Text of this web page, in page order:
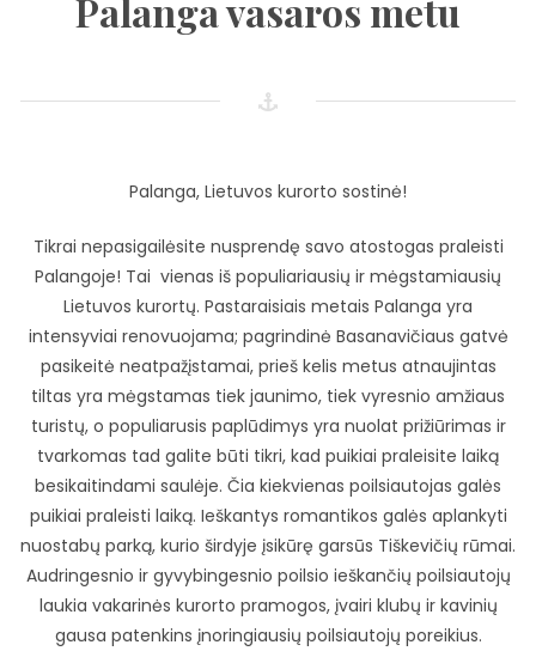
Palanga vasaros metu
Palanga, Lietuvos kurorto sostinė!
Tikrai nepasigailėsite nusprendę savo atostogas praleisti
Palangoje! Tai vienas iš populiariausių ir mėgstamiausių
Lietuvos kurortų. Pastaraisiais metais Palanga yra
intensyviai renovuojama; pagrindinė Basanavičiaus gatvė
pasikeitė neatpažįstamai, prieš kelis metus atnaujintas
tiltas yra mėgstamas tiek jaunimo, tiek vyresnio amžiaus
turistų, o populiarusis paplūdimys yra nuolat prižiūrimas ir
tvarkomas tad galite būti tikri, kad puikiai praleisite laiką
besikaitindami saulėje. Čia kiekvienas poilsiautojas galės
puikiai praleisti laiką. Ieškantys romantikos galės aplankyti
nuostabų parką, kurio širdyje įsikūrę garsūs Tiškevičių rūmai.
Audringesnio ir gyvybingesnio poilsio ieškančių poilsiautojų
laukia vakarinės kurorto pramogos, įvairi klubų ir kavinių
gausa patenkins įnoringiausių poilsiautojų poreikius.